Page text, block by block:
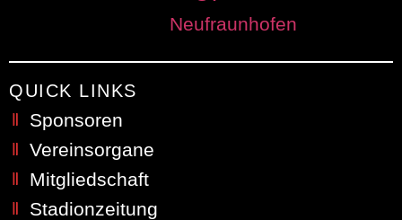
QUICK LINKS
Sponsoren
Vereinsorgane
Mitgliedschaft
Stadionzeitung